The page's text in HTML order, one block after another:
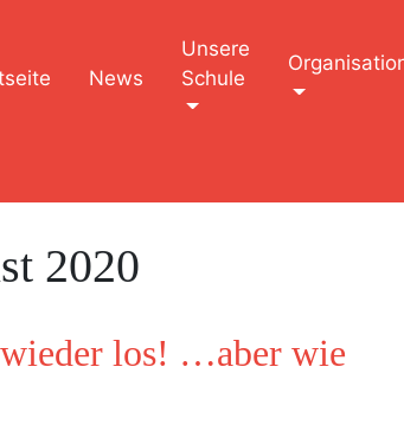
News
Unsere
Schule
2020
los! …aber wie